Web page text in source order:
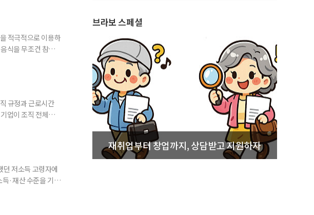
구형태, 일자리 유
적극적으로 이용하
식을 무조건 참기보
외부에서 조
규정과 근로시간
업이 조직 전체의
저소득 고령자에
·재산 수준을 기준
브라보 스페셜
재취업부터 창업까지, 상담받고 지원하자